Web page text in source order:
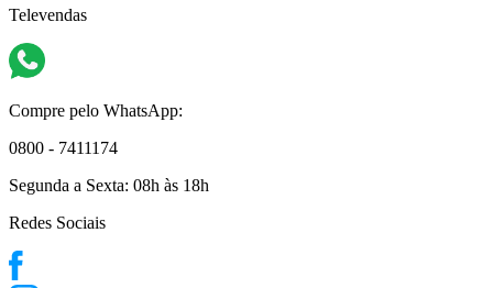
Televendas
Compre pelo WhatsApp:
0800 - 7411174
Segunda a Sexta: 08h às 18h
Redes Sociais